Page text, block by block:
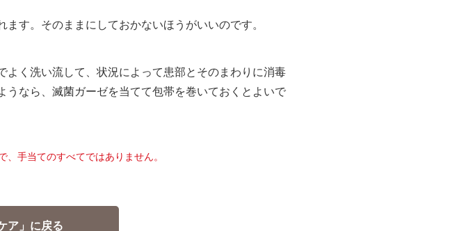
す。そのままにしておかないほうがいいのです。
よく洗い流して、状況によって患部とそのまわりに消毒
なら、滅菌ガーゼを当てて包帯を巻いておくとよいで
手当てのすべてではありません。
ア」に戻る